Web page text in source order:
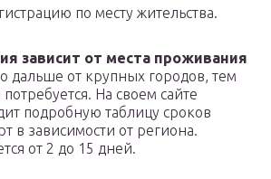
по месту жительства.
зависит от места проживания
дальше от крупных городов, тем
На своем сайте
подробную таблицу сроков
в зависимости от региона.
от 2 до 15 дней.